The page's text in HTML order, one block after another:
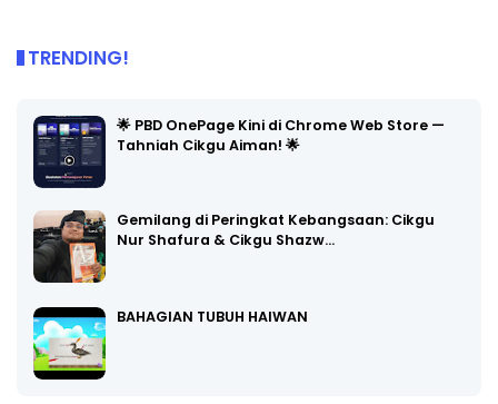
TRENDING!
🌟 PBD OnePage Kini di Chrome Web Store —
Tahniah Cikgu Aiman! 🌟
Gemilang di Peringkat Kebangsaan: Cikgu
Nur Shafura & Cikgu Shazw…
BAHAGIAN TUBUH HAIWAN